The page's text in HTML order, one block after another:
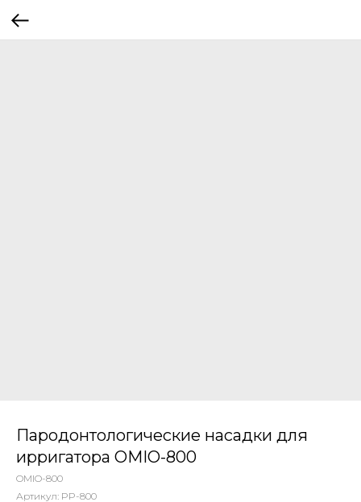
Пародонтологические насадки для
ирригатора OMIO-800
OMIO-800
Артикул: PP-800